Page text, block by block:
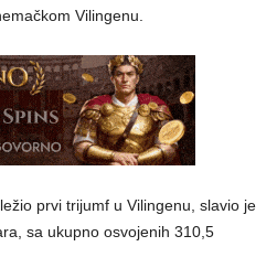
Vilingenu.
prvi trijumf u Vilingenu, slavio je
sa ukupno osvojenih 310,5